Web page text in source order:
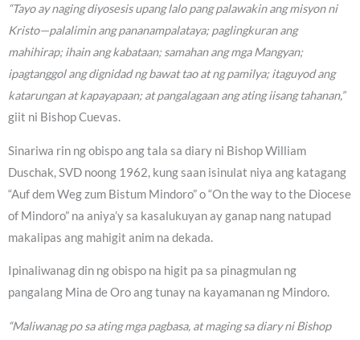
“Tayo ay naging diyosesis upang lalo pang palawakin ang misyon ni
Kristo—palalimin ang pananampalataya; paglingkuran ang
mahihirap; ihain ang kabataan; samahan ang mga Mangyan;
ipagtanggol ang dignidad ng bawat tao at ng pamilya; itaguyod ang
katarungan at kapayapaan; at pangalagaan ang ating iisang tahanan,”
giit ni Bishop Cuevas.
Sinariwa rin ng obispo ang tala sa diary ni Bishop William
Duschak, SVD noong 1962, kung saan isinulat niya ang katagang
“Auf dem Weg zum Bistum Mindoro” o “On the way to the Diocese
of Mindoro” na aniya’y sa kasalukuyan ay ganap nang natupad
makalipas ang mahigit anim na dekada.
Ipinaliwanag din ng obispo na higit pa sa pinagmulan ng
pangalang Mina de Oro ang tunay na kayamanan ng Mindoro.
“Maliwanag po sa ating mga pagbasa, at maging sa diary ni Bishop